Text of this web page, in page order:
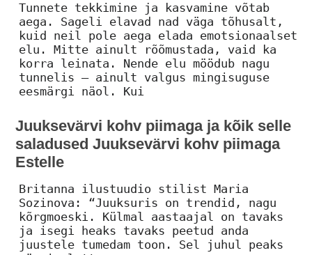
Tunnete tekkimine ja kasvamine võtab
aega. Sageli elavad nad väga tõhusalt,
kuid neil pole aega elada emotsionaalset
elu. Mitte ainult rõõmustada, vaid ka
korra leinata. Nende elu möödub nagu
tunnelis – ainult valgus mingisuguse
eesmärgi näol. Kui
Juuksevärvi kohv piimaga ja kõik selle
saladused Juuksevärvi kohv piimaga
Estelle
Britanna ilustuudio stilist Maria
Sozinova: “Juuksuris on trendid, nagu
kõrgmoeski. Külmal aastaajal on tavaks
ja isegi heaks tavaks peetud anda
juustele tumedam toon. Sel juhul peaks